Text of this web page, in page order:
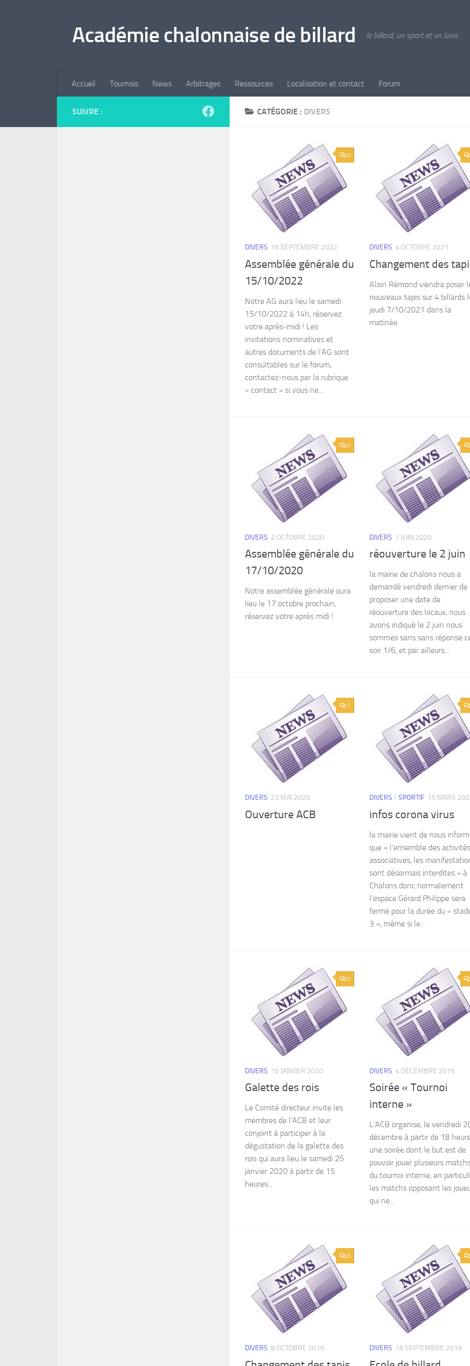
Académie chalonnaise de billard le billard, un sport et un loisir
Accueil Tournois News Arbitrages Ressources Localisation et contact Forum
CATÉGORIE : DIVERS
0
DIVERS 16 SEPTEMBRE 2022
Assemblée générale du
15/10/2022
Notre AG aura lieu le samedi
15/10/2022 à 14h, réservez
votre après-midi ! Les
invitations nominatives et
autres documents de l’AG sont
consultables sur le forum,
contactez-nous par la rubrique
« contact » si vous ne...
DIVERS 4 OCTOBRE 2021
Changement des
Alain Rémond viendra poser
nouveaux tapis sur 4 billards
jeudi 7/10/2021 dans la
matinée
0
DIVERS 2 OCTOBRE 2020
Assemblée générale du
17/10/2020
Notre assemblée générale aura
lieu le 17 octobre prochain,
réservez votre après midi !
DIVERS 1 JUIN 2020
réouverture le 2 juin
la mairie de chalons nous a
demandé vendredi dernier de
proposer une date de
réouverture des locaux, nous
avons indiqué le 2 juin nous
sommes sans sans réponse
soir 1/6, et par ailleurs...
1
DIVERS 23 MAI 2020
Ouverture ACB
DIVERS / SPORTIF 15 MARS
infos corona virus
la mairie vient de nous
que « l’ensemble des activités
associatives, les
sont désormais interdites » à
Chalons donc normalement
l’espace Gérard Philippe sera
fermé pour la durée du «
3 », même si le...
0
DIVERS 10 JANVIER 2020
Galette des rois
Le Comité directeur invite les
membres de l’ACB et leur
conjoint à participer à la
dégustation de la galette des
rois qui aura lieu le samedi 25
janvier 2020 à partir de 15
heures...
DIVERS 4 DÉCEMBRE 2019
Soirée « Tournoi
interne »
L’ACB organise, le vendredi
décembre à partir de 18
une soirée dont le but est de
pouvoir jouer plusieurs
du tournoi interne, en
les matchs opposant les
qui ne...
0
DIVERS 8 OCTOBRE 2019 DIVERS 18 SEPTEMBRE 2019
SUIVRE :